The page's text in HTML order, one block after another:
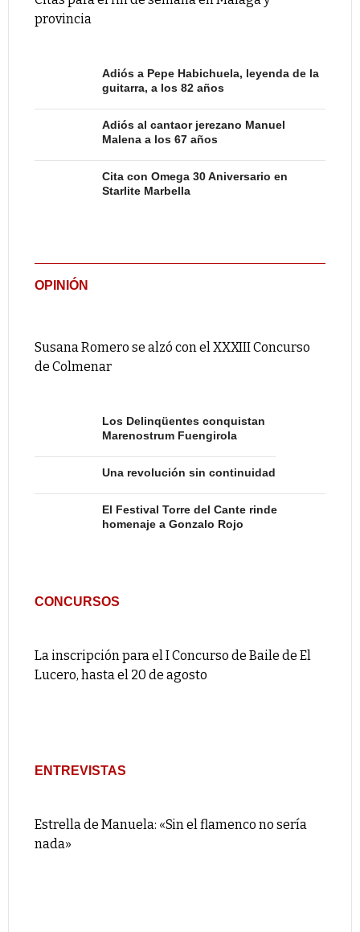
provincia
Adiós a Pepe Habichuela, leyenda de la
guitarra, a los 82 años
Adiós al cantaor jerezano Manuel
Malena a los 67 años
Cita con Omega 30 Aniversario en
Starlite Marbella
OPINIÓN
Susana Romero se alzó con el XXXIII Concurso
de Colmenar
Los Delinqüentes conquistan
Marenostrum Fuengirola
Una revolución sin continuidad
El Festival Torre del Cante rinde
homenaje a Gonzalo Rojo
CONCURSOS
La inscripción para el I Concurso de Baile de El
Lucero, hasta el 20 de agosto
ENTREVISTAS
Estrella de Manuela: «Sin el flamenco no sería
nada»